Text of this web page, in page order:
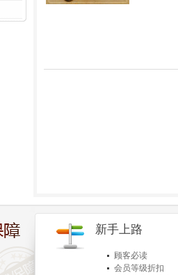
新手上路
顾客必读
会员等级折扣